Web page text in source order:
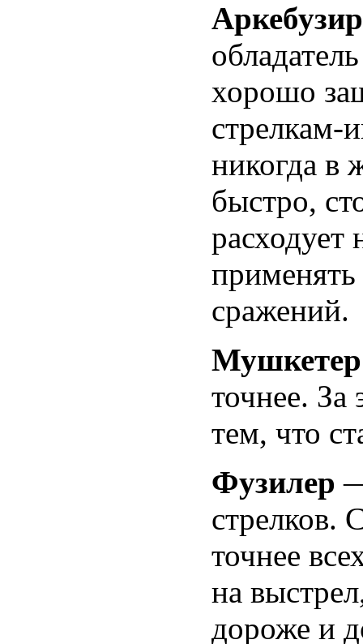
хорошо
стрелкам-
никогда в
быстро,
расходует
применять
сражений.
точнее. За
тем, что
Фузилер
стрелков.
точнее
на
дороже и